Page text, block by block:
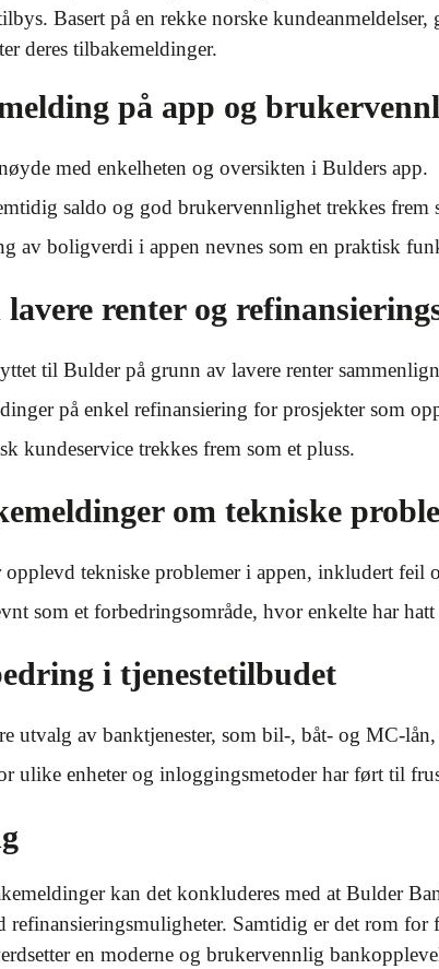
Basert på en rekke norske
deres tilbakemeldinger.
på app og
med enkelheten og oversikten i Bulders app.
saldo og god brukervennlighet trekkes frem
av boligverdi i appen nevnes som en praktisk
renter og
til Bulder på grunn av lavere renter
på enkel refinansiering for prosjekter som
kundeservice trekkes frem som et pluss.
om tekniske
opplevd tekniske problemer i appen, inkludert feil
som et forbedringsområde, hvor enkelte har
i tjenestetilbudet
utvalg av banktjenester, som bil-, båt- og MC-
ulike enheter og inloggingsmetoder har ført til
kan det konkluderes med at Bulder
refinansieringsmuligheter. Samtidig er det rom
en moderne og brukervennlig